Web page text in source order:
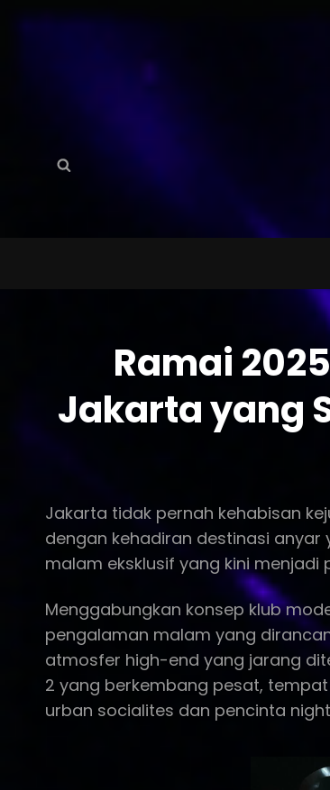
Search
Search
Ramai
Jakarta yang
Jakarta tidak pernah kehabisan
dengan kehadiran destinasi
malam eksklusif yang kini menjadi
Menggabungkan konsep klub
pengalaman malam yang
atmosfer high-end yang jarang
2 yang berkembang pesat,
urban socialites dan pencinta